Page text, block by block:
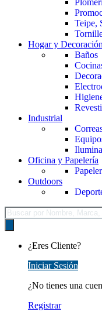
Teipe,
Hogar y Decoración
Baños
Industrial
Oficina y Papelería
Outdoors
Búsqueda
de
productos
¿Eres Cliente?
Iniciar Sesión
¿No tienes una
Registrar